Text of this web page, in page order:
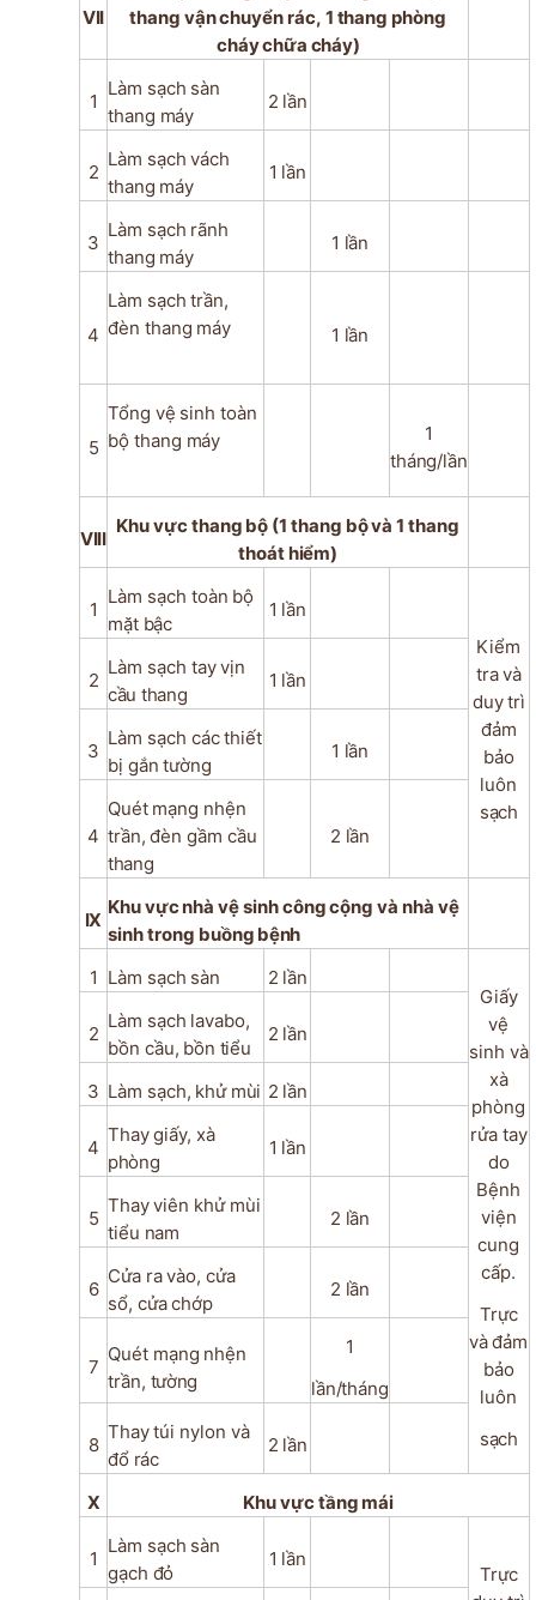
VII
thang vậnchuyển rác, 1 thang phòng
cháychữa cháy)
1
Làm sạch sàn
thang máy
2 lần
2
Làm sạch vách
thang máy
1 lần
3
Làm sạch rãnh
thang máy
1 lần
4
Làm sạch trần,
đèn thang máy 1 lần
5
Tổng vệ sinh toàn
bộ thang máy
1
tháng/lần
VIII
Khuvựcthang bộ (1 thang bộvà 1 thang
thoát hiểm)
1
Làm sạch toàn bộ
mặtbậc
1 lần
Kiểm
travà
duytrì
đảm
bảo
luôn
sạch
2
Làm sạch tayvịn
cầu thang
1 lần
3
Làm sạch cácthiết
bị gắn tường
1 lần
4
Quét mạng nhện
trần, đèn gầm cầu
thang
2 lần
IX
Khuvựcnhà vệsinhcôngcộng và nhà vệ
sinhtrong buồng bệnh
1 Làm sạch sàn 2 lần
Giấy
vệ
sinh và
xà
phòng
rửa tay
do
Bệnh
viện
cung
cấp.
Trực
vàđảm
bảo
luôn
sạch
2
Làm sạch lavabo,
bồn cầu, bồn tiểu
2 lần
3 Làm sạch, khử mùi 2 lần
4
Thaygiấy, xà
phòng
1 lần
5
Thayviên khử mùi
tiểu nam
2 lần
6
Cửa ravào, cửa
sổ, cửachớp
2 lần
7
Quét mạng nhện
trần, tường
1
lần/tháng
8
Thaytúi nylon và
đổ rác
2 lần
X Khuvựctầng mái
1
Làm sạch sàn
gạch đỏ
1 lần
Trực